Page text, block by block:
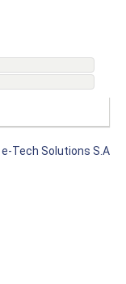
e-Tech Solutions S.A